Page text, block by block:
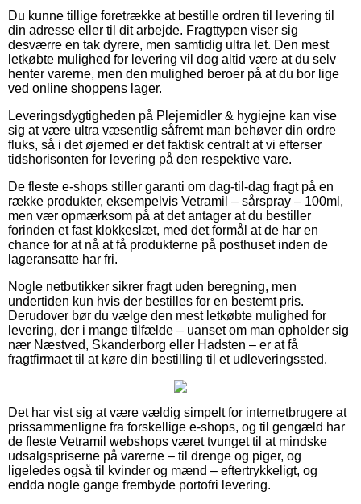
Du kunne tillige foretrække at bestille ordren til levering til
din adresse eller til dit arbejde. Fragttypen viser sig
desværre en tak dyrere, men samtidig ultra let. Den mest
letkøbte mulighed for levering vil dog altid være at du selv
henter varerne, men den mulighed beroer på at du bor lige
ved online shoppens lager.
Leveringsdygtigheden på Plejemidler & hygiejne kan vise
sig at være ultra væsentlig såfremt man behøver din ordre
fluks, så i det øjemed er det faktisk centralt at vi efterser
tidshorisonten for levering på den respektive vare.
De fleste e-shops stiller garanti om dag-til-dag fragt på en
række produkter, eksempelvis Vetramil – sårspray – 100ml,
men vær opmærksom på at det antager at du bestiller
forinden et fast klokkeslæt, med det formål at de har en
chance for at nå at få produkterne på posthuset inden de
lageransatte har fri.
Nogle netbutikker sikrer fragt uden beregning, men
undertiden kun hvis der bestilles for en bestemt pris.
Derudover bør du vælge den mest letkøbte mulighed for
levering, der i mange tilfælde – uanset om man opholder sig
nær Næstved, Skanderborg eller Hadsten – er at få
fragtfirmaet til at køre din bestilling til et udleveringssted.
Det har vist sig at være vældig simpelt for internetbrugere at
prissammenligne fra forskellige e-shops, og til gengæld har
de fleste Vetramil webshops været tvunget til at mindske
udsalgspriserne på varerne – til drenge og piger, og
ligeledes også til kvinder og mænd – eftertrykkeligt, og
endda nogle gange frembyde portofri levering.